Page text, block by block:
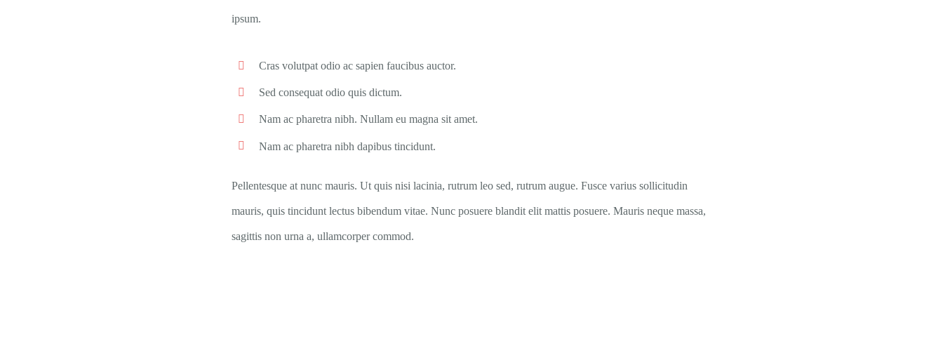
ipsum.
Cras volutpat odio ac sapien faucibus auctor.
Sed consequat odio quis dictum.
Nam ac pharetra nibh. Nullam eu magna sit amet.
Nam ac pharetra nibh dapibus tincidunt.
Pellentesque at nunc mauris. Ut quis nisi lacinia, rutrum leo sed, rutrum augue. Fusce varius sollicitudin
mauris, quis tincidunt lectus bibendum vitae. Nunc posuere blandit elit mattis posuere. Mauris neque massa,
sagittis non urna a, ullamcorper commod.